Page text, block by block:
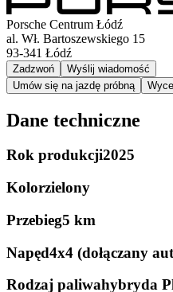
Porsche Centrum Łódź
al. Wł. Bartoszewskiego 15
93-341 Łódź
Zadzwoń
Wyślij wiadomość
Umów się na jazdę próbną
Dane techniczne
Rok produkcji2025
Kolorzielony
Przebieg5 km
Napęd4x4 (dołączany
Rodzaj paliwahybryda